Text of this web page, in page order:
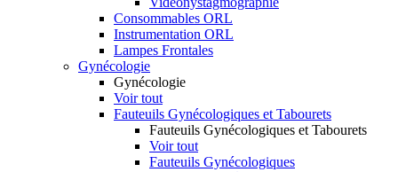
Consommables ORL
Instrumentation ORL
Lampes Frontales
Gynécologie
Gynécologie
Voir tout
Fauteuils Gynécologiques et Tabourets
Fauteuils Gynécologiques et Tabourets
Voir tout
Fauteuils Gynécologiques